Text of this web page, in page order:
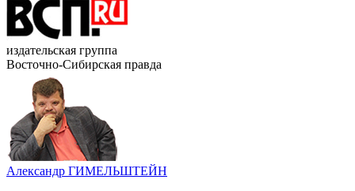
издательская группа
Восточно-Сибирская правда
Александр ГИМЕЛЬШТЕЙН